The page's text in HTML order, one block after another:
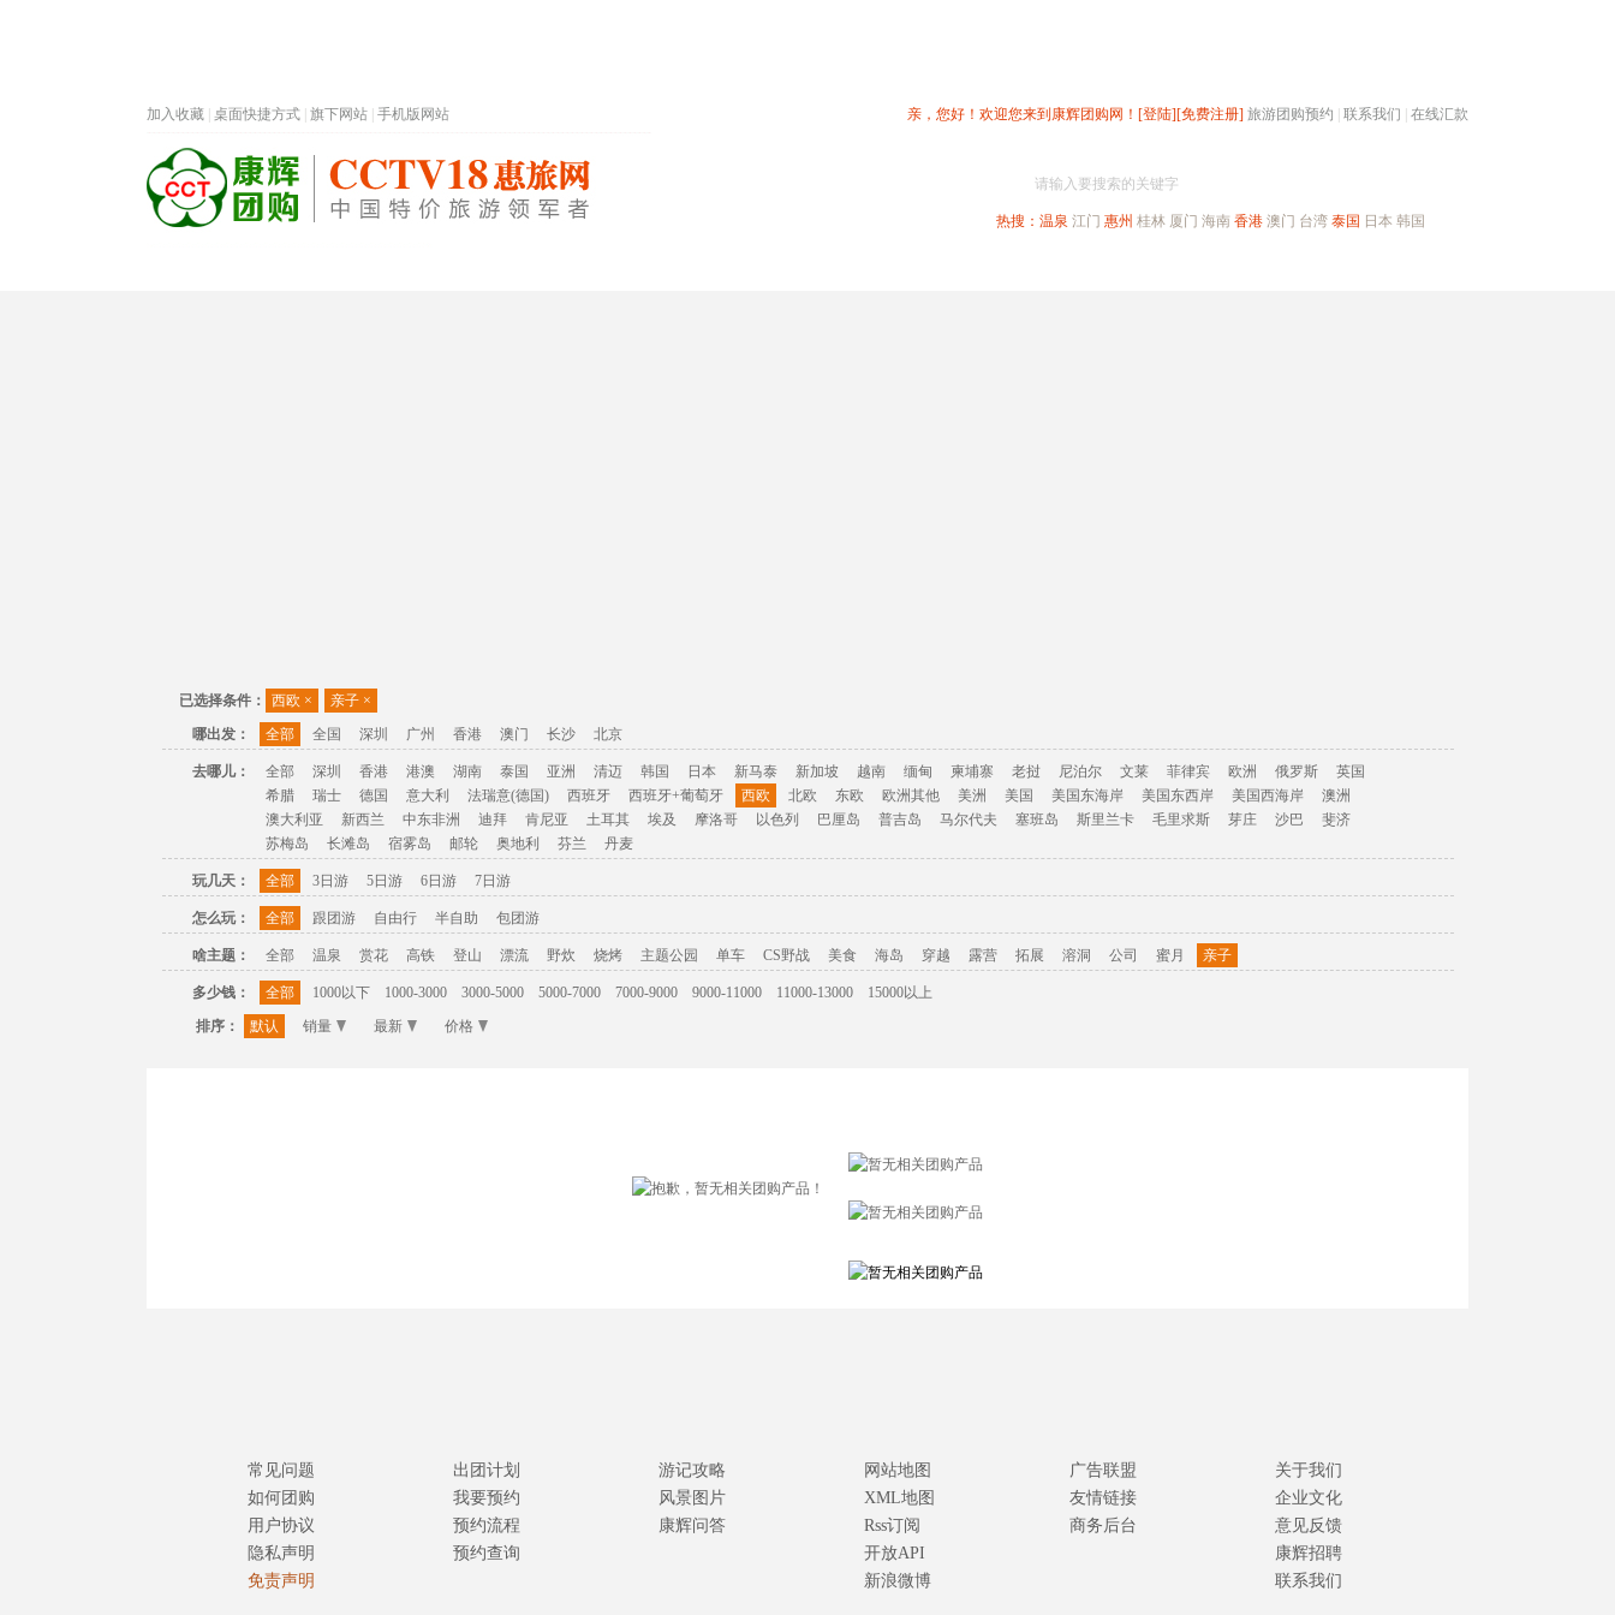
亲，您好！欢迎您来到康辉团购网！ [登陆][免费注册] 旅游团购预约 联系我们 在线汇款
加入收藏 桌面快捷方式 旗下网站 手机版网站
请输入要搜索的关键字
热搜： 温泉 江门 惠州 桂林 厦门 海南 香港 澳门 台湾 泰国 日本 韩国
已选择条件： 西欧 × 亲子 ×
哪出发：
全部 全国 深圳 广州 香港 澳门 长沙 北京
去哪儿： 全部 深圳 香港 港澳 湖南 泰国 亚洲 清迈 韩国 日本 新马泰 新加坡 越南 缅甸 柬埔寨 老挝 尼泊尔 文莱 菲律宾 欧洲 俄罗斯
英国
希腊
瑞士 德国 意大利 法瑞意(德国) 西班牙 西班牙+葡萄牙 西欧 北欧 东欧 欧洲其他 美洲 美国 美国东海岸 美国东西岸 美国西海岸
澳洲
澳大利亚
新西兰 中东非洲 迪拜 肯尼亚 土耳其 埃及 摩洛哥 以色列 巴厘岛 普吉岛 马尔代夫 塞班岛 斯里兰卡 毛里求斯 芽庄 沙巴
斐济
苏梅岛
长滩岛 宿雾岛 邮轮 奥地利 芬兰 丹麦
玩几天： 全部 3日游 5日游 6日游 7日游
怎么玩： 全部 跟团游 自由行 半自助 包团游
啥主题： 全部 温泉 赏花 高铁 登山 漂流 野炊 烧烤 主题公园 单车 CS野战 美食 海岛 穿越 露营 拓展 溶洞 公司 蜜月 亲子
多少钱： 全部 1000以下 1000-3000 3000-5000 5000-7000 7000-9000 9000-11000 11000-13000
15000以上
排序：
默认 销量 最新 价格
常见问题
如何团购
用户协议
隐私声明
免责声明
出团计划
我要预约
预约流程
预约查询
游记攻略
风景图片
康辉问答
网站地图
XML地图
Rss订阅
开放API
新浪微博
广告联盟
友情链接
商务后台
关于我们
企业文化
意见反馈
康辉招聘
联系我们